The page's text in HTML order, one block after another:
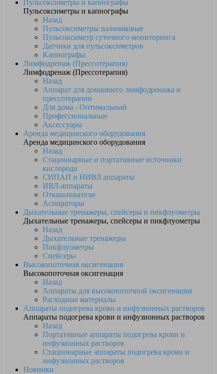
Пульсоксиметры и капнографы
Пульсоксиметры и капнографы
Назад
Пульсоксиметры пальчиковые
Пульсоксиметр суточного мониторинга
Датчики для пульсоксиметров
Kапнографы
Лимфодренаж (Прессотерапия)
Лимфодренаж (Прессотерапия)
Назад
Аппарат для домашнего лимфодренажа и
прессотерапии
Для дома - Оптимальный
Профессиональные
Аксессуары
Аренда медицинского оборудования
Аренда медицинского оборудования
Назад
Стационарные и портативные источники
кислорода
СИПАП и НИВЛ аппараты
ИВЛ-аппараты
Откашливатели
Аспираторы
Дыхательные тренажеры, спейсеры и пикфлуометры
Дыхательные тренажеры, спейсеры и пикфлуометры
Назад
Дыхательные тренажеры
Пикфлуометры
Спейсеры
Высокопоточная оксигенация
Высокопоточная оксигенация
Назад
Аппараты для высокопоточной оксигенации
Расходные материалы
Аппараты подогрева крови и инфузионных растворов
Аппараты подогрева крови и инфузионных растворов
Назад
Портативные аппараты подогрева крови и
инфузионных растворов
Стационарные аппараты подогрева крови и
инфузионных растворов
Новинки